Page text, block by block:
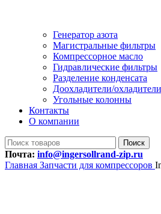
Генератор азота
Магистральные фильтры
Компрессорное масло
Гидравлические фильтры
Разделение конденсата
Доохладители/
Угольные колонны
Контакты
О компании
Поиск
Почта: info@ingersollrand-zip.ru
Главная Запчасти для компрессоров